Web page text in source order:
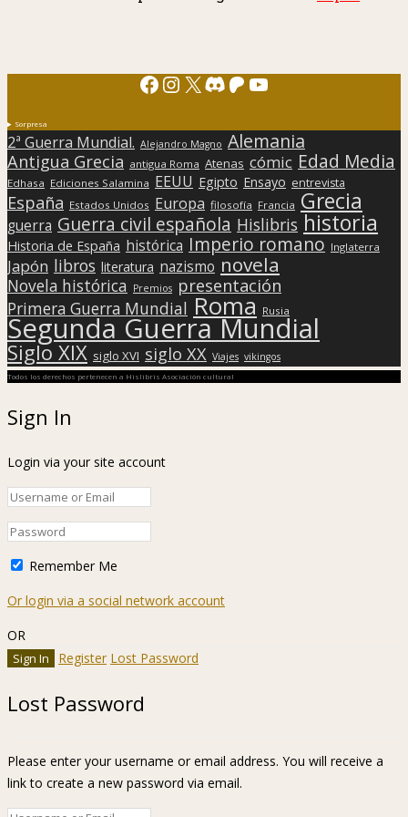
Facebook
Instagram
X Discord
Patreon
YouTube
Sorpresa
2ª Guerra Mundial. Alejandro Magno Alemania
Antigua Grecia antigua Roma Atenas cómic Edad Media
Edhasa Ediciones Salamina EEUU Egipto Ensayo entrevista
España Estados Unidos Europa filosofía Francia Grecia
guerra Guerra civil española Hislibris historia
Historia de España histórica Imperio romano Inglaterra
Japón libros literatura nazismo novela
Novela histórica Premios presentación
Primera Guerra Mundial Roma Rusia
Segunda Guerra Mundial
Siglo XIX siglo XVI siglo XX Viajes vikingos
Todos los derechos pertenecen a Hislibris Asociación cultural
Sign In
Login via your site account
Remember Me
Or login via a social network account
OR
Register Lost Password
Lost Password
Please enter your username or email address. You will receive a
link to create a new password via email.